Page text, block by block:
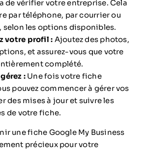
de vérifier votre entreprise. Cela
par téléphone, par courrier ou
selon les options disponibles.
votre profil : Ajoutez des photos,
et assurez-vous que votre
complété.
: Une fois votre fiche
pouvez commencer à gérer vos
des mises à jour et suivre les
de votre fiche.
une fiche Google My Business
précieux pour votre